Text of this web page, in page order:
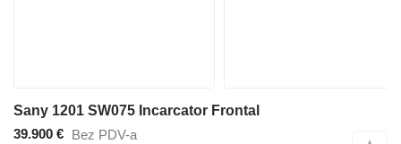
Sany 1201 SW075 Incarcator Frontal
39.900 € Bez PDV-a